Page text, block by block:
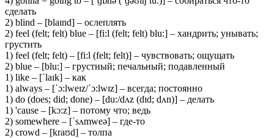
сделать
2) blind – [blaɪnd] – ослеплять
2) feel (felt; felt) blue – [fi:l (felt; felt) blu:] – хандрить; унывать;
грустить
1) feel (felt; felt) – [fi:l (felt; felt)] – чувствовать; ощущать
2) blue – [blu:] – грустный; печальный; подавленный
1) like – [ˈlaɪk] – как
1) always – [ˈɔ:lweɪz/ˈɔ:lwɪz] – всегда; постоянно
1) do (does; did; done) – [du:/dʌz (dɪd; dʌn)] – делать
1) 'cause – [kɔ:z] – потому что; ведь
2) somewhere – [ˈsʌmweə] – где-то
2) crowd – [kraʊd] – толпа